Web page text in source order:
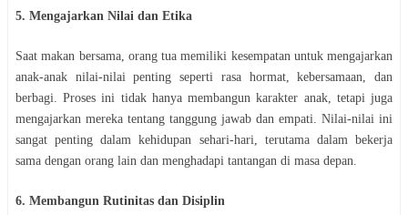
5. Mengajarkan Nilai dan Etika
Saat makan bersama, orang tua memiliki kesempatan untuk mengajarkan
anak-anak nilai-nilai penting seperti rasa hormat, kebersamaan, dan
berbagi. Proses ini tidak hanya membangun karakter anak, tetapi juga
mengajarkan mereka tentang tanggung jawab dan empati. Nilai-nilai ini
sangat penting dalam kehidupan sehari-hari, terutama dalam bekerja
sama dengan orang lain dan menghadapi tantangan di masa depan.
6. Membangun Rutinitas dan Disiplin